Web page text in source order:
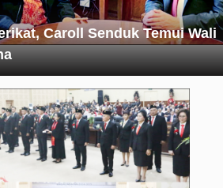
Caroll Senduk Temui Wali